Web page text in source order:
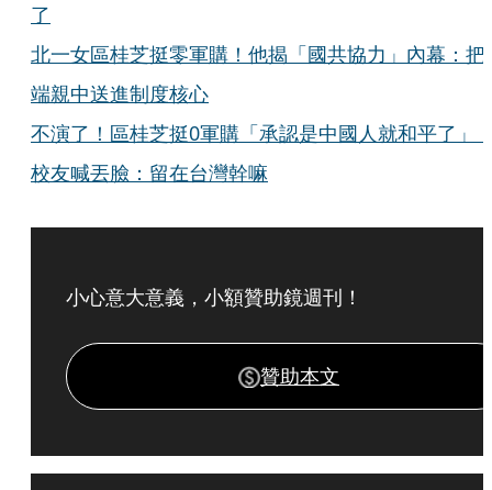
了
北一女區桂芝挺零軍購！他揭「國共協力」內幕：把
端親中送進制度核心
不演了！區桂芝挺0軍購「承認是中國人就和平了
校友喊丟臉：留在台灣幹嘛
小心意大意義，小額贊助鏡週刊！
贊助本文